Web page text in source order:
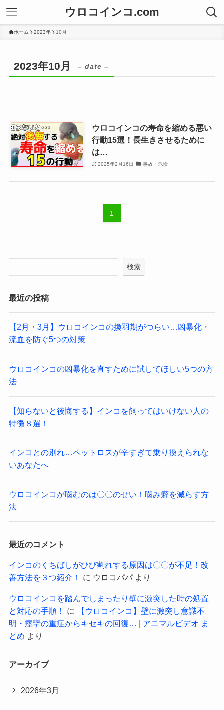
ウロコインコ.com
ホーム 2023年 10月
2023年10月 – date –
ウロコインコの寿命を縮める悪い
行動15選！長生きさせるために
は…
2025年2月16日 事故・危険
1
検索
最近の投稿
【2月・3月】ウロコインコの換羽期がつらい…凶暴化・
流血を防ぐ5つの対策
ウロコインコの凶暴化を直すために試してほしい5つの方
法
【知らないと後悔する】インコを飼ってはいけない人の
特徴８選！
インコとの別れ…ペットロスが辛すぎて乗り換えられな
いあなたへ
ウロコインコが噛むのは〇〇のせい！噛み癖を減らす方
法
最近のコメント
インコのくちばしがひび割れする原因は〇〇が不足！改
善方法を３つ紹介！
に ウロコパパより
ウロコインコを踏んでしまったり壁に激突した時の処置
と対応の手順！
に
【ウロコインコ】壁に激突し意識不
明・痙攣の重症からキセキの回復… | アニマルビデオ ま
とめ より
アーカイブ
2026年3月